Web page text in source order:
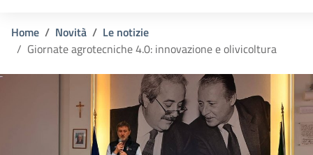
Home Novità
Le notizie
Giornate agrotecniche 4.0: innovazione e olivicoltura